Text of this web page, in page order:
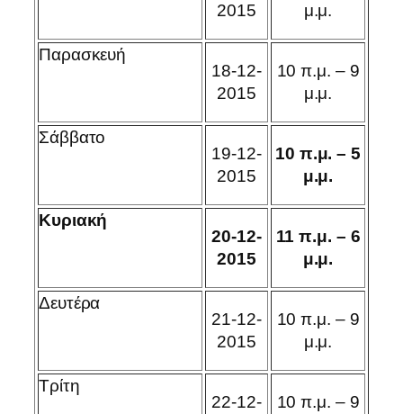
2015
μ.μ.
Παρασκευή
18-12-
2015
10 π.μ. – 9
μ.μ.
Σάββατο
19-12-
2015
10 π.μ. – 5
μ.μ.
Κυριακή
20-12-
2015
11 π.μ. – 6
μ.μ.
Δευτέρα
21-12-
2015
10 π.μ. – 9
μ.μ.
Τρίτη
22-12-
10 π.μ. – 9